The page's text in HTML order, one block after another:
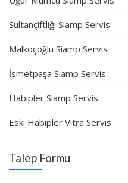
Sultançiftliği Siamp Servis
Malkoçoğlu Siamp Servis
İsmetpaşa Siamp Servis
Habipler Siamp Servis
Eski Habipler Vitra Servis
Talep Formu